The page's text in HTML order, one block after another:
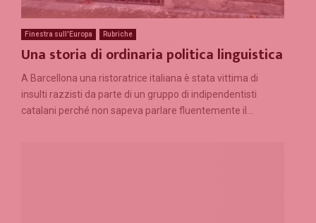
Finestra sull'Europa Rubriche
Una storia di ordinaria politica linguistica
A Barcellona una ristoratrice italiana è stata vittima di
insulti razzisti da parte di un gruppo di indipendentisti
catalani perché non sapeva parlare fluentemente il...